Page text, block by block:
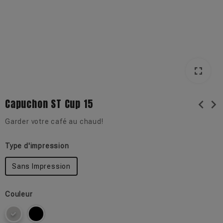
fullscreen
fullscreen
Capuchon ST Cup 15 chevron_left chevron_right
Garder votre café au chaud!
Type d'impression
Sans Impression
Couleur